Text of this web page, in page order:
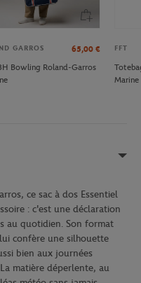
GARROS 65,00 €
Bowling Roland-Garros
FFT
Marine
ce sac à dos Essentiel
: c'est une déclaration
au quotidien. Son format
confère une silhouette
bien aux journées
matière déperlente, au